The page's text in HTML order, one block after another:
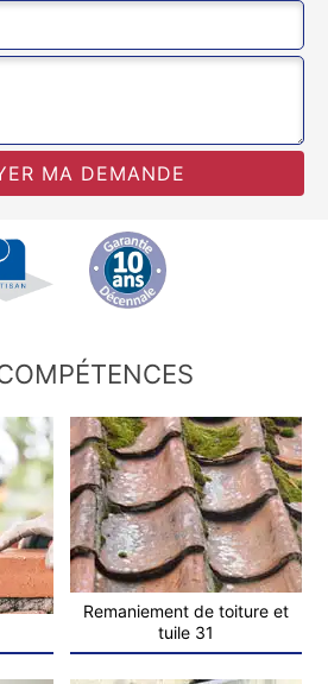
Remaniement de toiture et
tuile 31